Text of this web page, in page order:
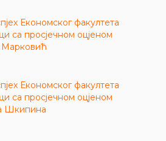
Економског факултета
са просјечном оцјеном
Марковић
Економског факултета
са просјечном оцјеном
Шкипина